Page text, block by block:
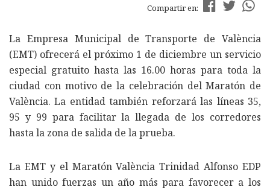
Compartir en:
La Empresa Municipal de Transporte de València
(EMT) ofrecerá el próximo 1 de diciembre un servicio
especial gratuito hasta las 16.00 horas para toda la
ciudad con motivo de la celebración del Maratón de
València. La entidad también reforzará las líneas 35,
95 y 99 para facilitar la llegada de los corredores
hasta la zona de salida de la prueba.
La EMT y el Maratón València Trinidad Alfonso EDP
han unido fuerzas un año más para favorecer a los